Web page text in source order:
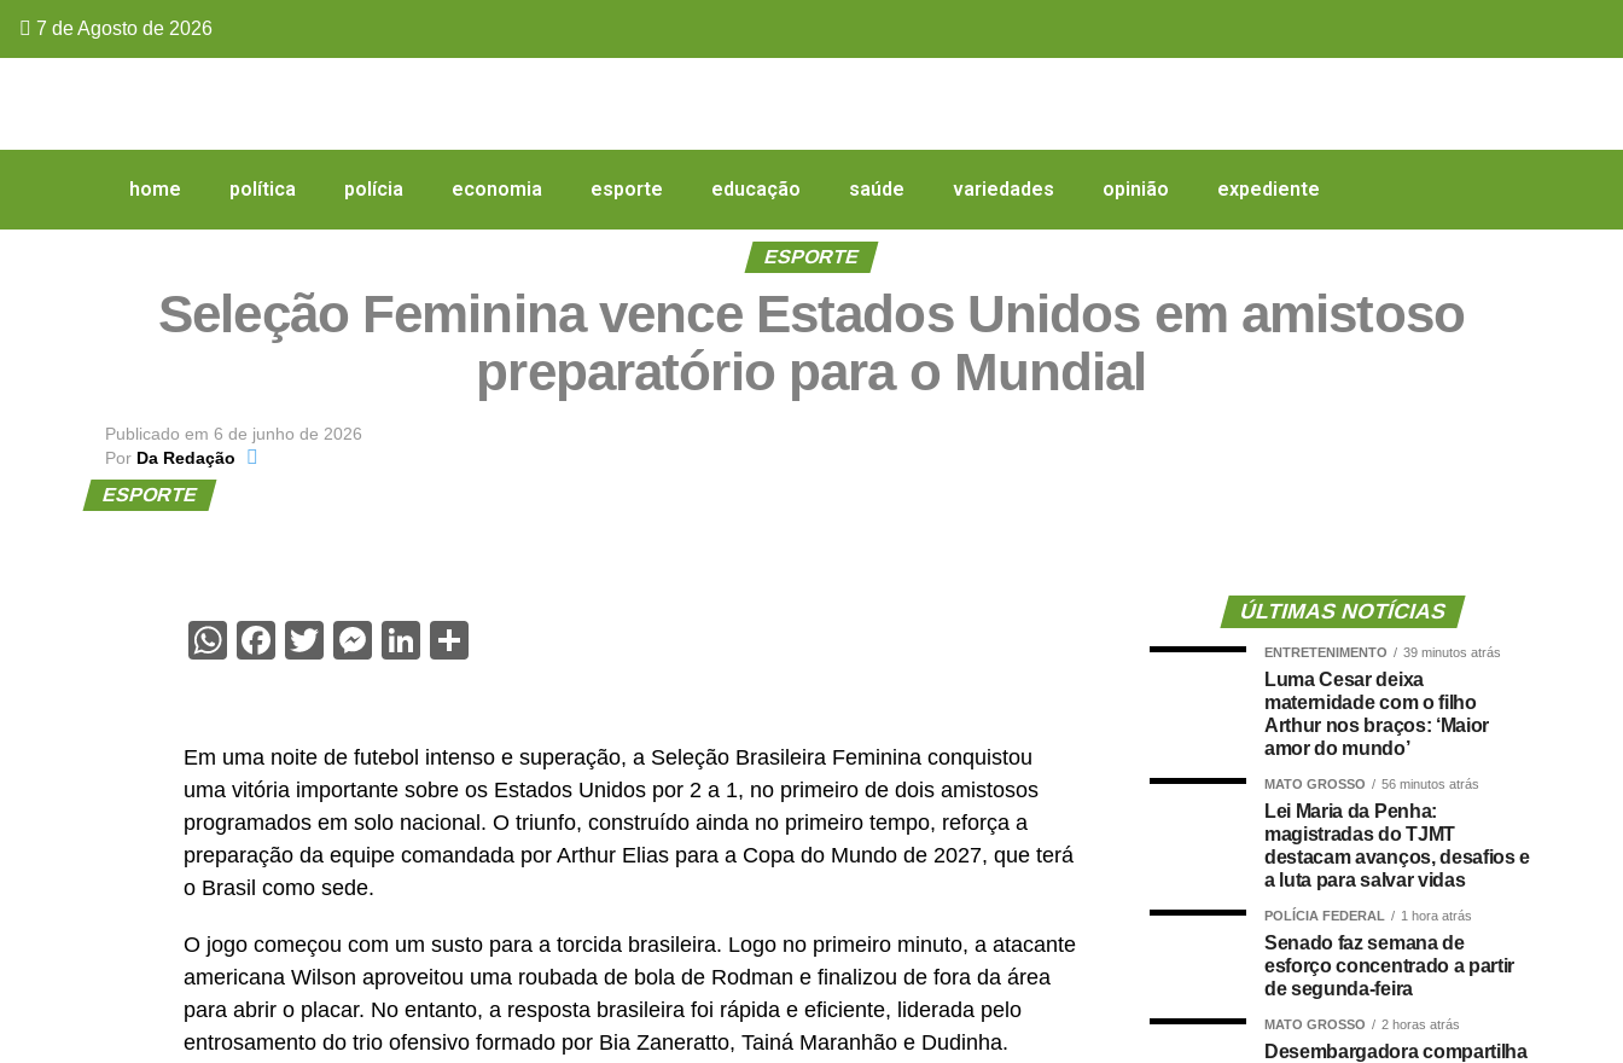
7 de Agosto de 2026
home política polícia economia esporte educação saúde variedades opinião expediente
ESPORTE
Seleção Feminina vence Estados Unidos em amistoso
preparatório para o Mundial
Publicado em 6 de junho de 2026
Por Da Redação
ESPORTE
WhatsApp
Facebook
Twitter
Messenger
LinkedIn
Em uma noite de futebol intenso e superação, a Seleção Brasileira Feminina conquistou
uma vitória importante sobre os Estados Unidos por 2 a 1, no primeiro de dois amistosos
programados em solo nacional. O triunfo, construído ainda no primeiro tempo, reforça a
preparação da equipe comandada por Arthur Elias para a Copa do Mundo de 2027, que terá
o Brasil como sede.
O jogo começou com um susto para a torcida brasileira. Logo no primeiro minuto, a atacante
americana Wilson aproveitou uma roubada de bola de Rodman e finalizou de fora da área
para abrir o placar. No entanto, a resposta brasileira foi rápida e eficiente, liderada pelo
entrosamento do trio ofensivo formado por Bia Zaneratto, Tainá Maranhão e Dudinha.
ÚLTIMAS NOTÍCIAS
ENTRETENIMENTO 39 minutos atrás
Luma Cesar deixa
maternidade com o filho
Arthur nos braços: ‘Maior
amor do mundo’
MATO GROSSO 56 minutos atrás
Lei Maria da Penha:
magistradas do TJMT
destacam avanços, desafios e
a luta para salvar vidas
POLÍCIA FEDERAL 1 hora atrás
Senado faz semana de
esforço concentrado a partir
de segunda-feira
MATO GROSSO 2 horas atrás
Desembargadora compartilha